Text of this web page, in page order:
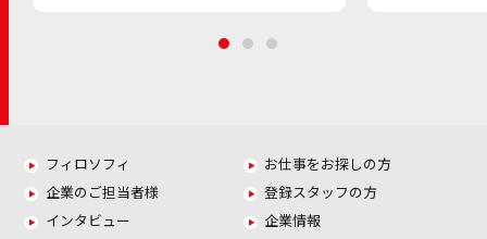
フィロソフィ
お仕事をお探しの方
企業のご担当者様
登録スタッフの方
インタビュー
企業情報